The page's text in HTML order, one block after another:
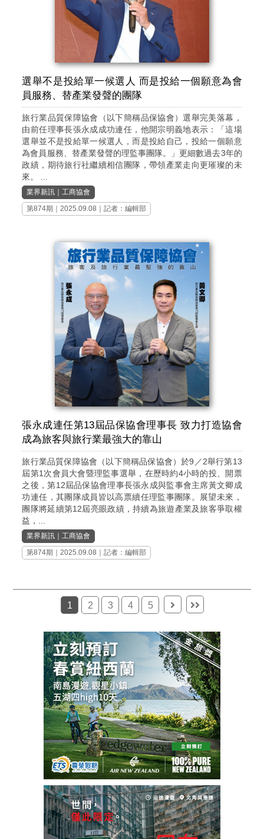
選舉不是投給單一候選人 而是投給一個願意為會
員服務、替產業發聲的團隊
旅行業品質保障協會（以下簡稱品保協會）選舉完美落幕，
由前任理事長張永成成功連任，他開宗明義地表示：「這場
選舉並不是投給單一候選人，而是投給自己，投給一個願意
為會員服務、替產業發聲的理監事團隊。」更細數過去3年的
政績，期待旅行社繼續相信團隊，帶領產業走向更璀璨的未
來。 ...
業界新訊 ｜工商協會
第874期 ｜2025.09.08｜記者：編輯部
張永成連任第13屆品保協會理事長 致力打造協會
成為旅客與旅行業最強大的靠山
旅行業品質保障協會（以下簡稱品保協會）於9／2舉行第13
屆第1次會員大會暨理監事選舉，在歷時約4小時的投、開票
之後，第12屆品保協會理事長張永成與監事會主席黃文卿成
功連任，其團隊成員皆以高票續任理監事團隊。展望未來，
團隊將延續第12屆亮眼政績，持續為旅遊產業及旅客爭取權
益，...
業界新訊 ｜工商協會
第874期
｜2025.09.08｜記者：編輯部
1 2 3 4 5